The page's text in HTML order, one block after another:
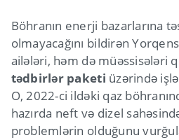
Böhranın enerji bazarlarına
olmayacağını bildirən
ailələri, həm də müəssisələri
tədbirlər paketi üzərində
O, 2022-ci ildəki qaz
hazırda neft və dizel
problemlərin olduğunu